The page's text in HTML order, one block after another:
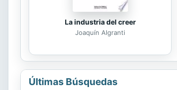
La industria del creer
Joaquín Algranti
Últimas Búsquedas